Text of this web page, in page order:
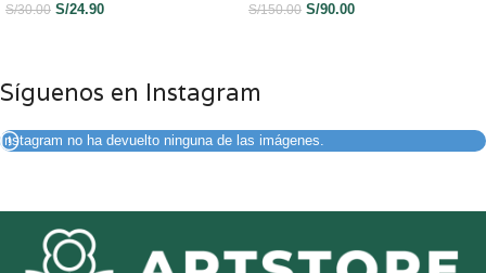
S/30.00 S/24.90 S/150.00 S/90.00
Síguenos en Instagram
Instagram no ha devuelto ninguna de las imágenes.